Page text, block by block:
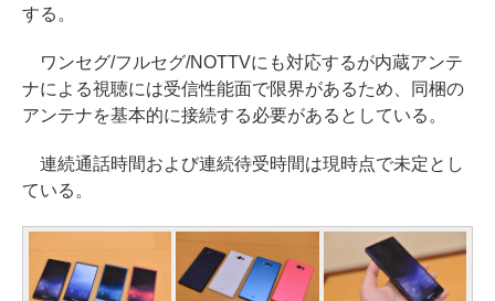
する。
ワンセグ/フルセグ/NOTTVにも対応するが内蔵アンテ
ナによる視聴には受信性能面で限界があるため、同梱の
アンテナを基本的に接続する必要があるとしている。
連続通話時間および連続待受時間は現時点で未定とし
ている。